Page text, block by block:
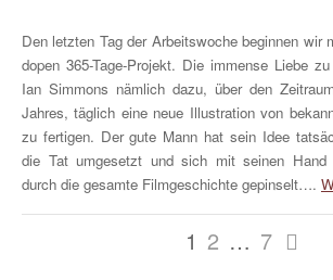
Den letzten Tag der Arbeitswoche beginnen wir
dopen 365-Tage-Projekt. Die immense Liebe
Ian Simmons nämlich dazu, über den
Jahres, täglich eine neue Illustration von
zu fertigen. Der gute Mann hat sein Idee
die Tat umgesetzt und sich mit seinen Hand
durch die gesamte Filmgeschichte gepinselt….
1 2 … 7